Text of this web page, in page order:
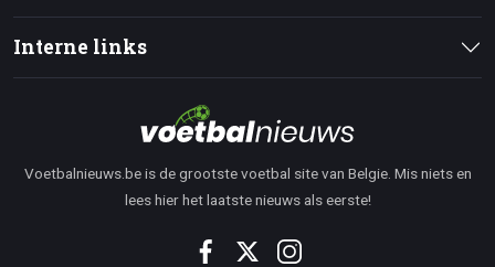
Interne links
Voetbalnieuws.be is de grootste voetbal site van Belgie. Mis niets en
lees hier het laatste nieuws als eerste!